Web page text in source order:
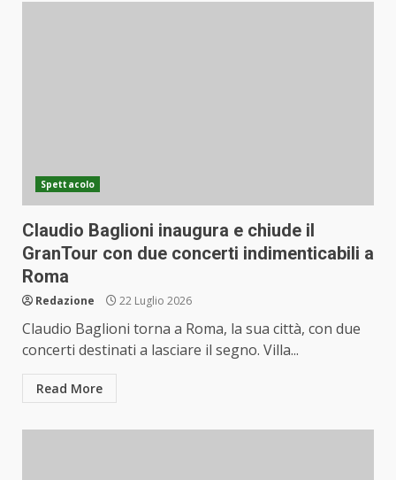
Spettacolo
Claudio Baglioni inaugura e chiude il
GranTour con due concerti indimenticabili a
Roma
Redazione 22 Luglio 2026
Claudio Baglioni torna a Roma, la sua città, con due
concerti destinati a lasciare il segno. Villa...
Read More